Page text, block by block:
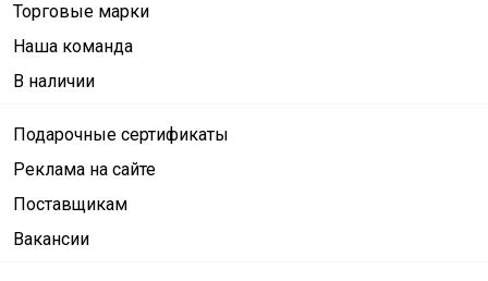
Торговые марки
Наша команда
В наличии
Подарочные сертификаты
Реклама на сайте
Поставщикам
Вакансии